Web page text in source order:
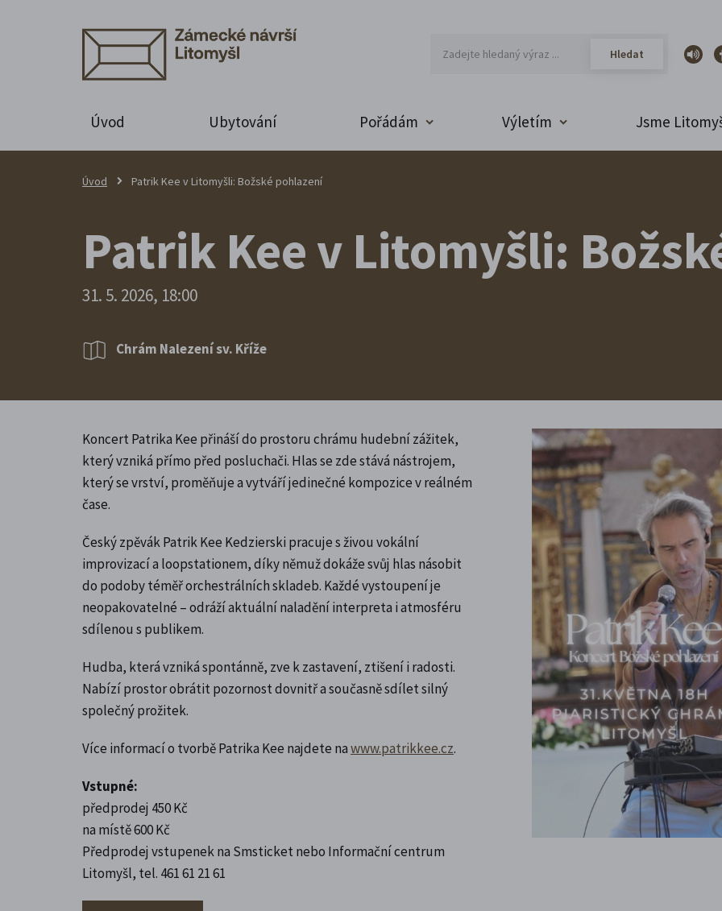
Úvod Ubytování Pořádám Výletím Jsme
Úvod Patrik Kee v Litomyšli: Božské pohlazení
Patrik Kee v Litomyšli:
31. 5. 2026, 18:00
Chrám Nalezení sv. Kříže
Koncert Patrika Kee přináší do prostoru chrámu hudební zážitek,
který vzniká přímo před posluchači. Hlas se zde stává nástrojem,
který se vrství, proměňuje a vytváří jedinečné kompozice v reálném
čase.
Český zpěvák Patrik Kee Kedzierski pracuje s živou vokální
improvizací a loopstationem, díky němuž dokáže svůj hlas násobit
do podoby téměř orchestrálních skladeb. Každé vystoupení je
neopakovatelné – odráží aktuální naladění interpreta i atmosféru
sdílenou s publikem.
Hudba, která vzniká spontánně, zve k zastavení, ztišení i radosti.
Nabízí prostor obrátit pozornost dovnitř a současně sdílet silný
společný prožitek.
Více informací o tvorbě Patrika Kee najdete nawww.patrikkee.cz.
Vstupné:
předprodej 450 Kč
na místě 600 Kč
Předprodej vstupenek na Smsticket nebo Informační centrum
Litomyšl, tel. 461 61 21 61